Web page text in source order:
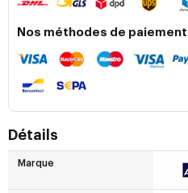
Nos méthodes de paiement
Détails
Marque